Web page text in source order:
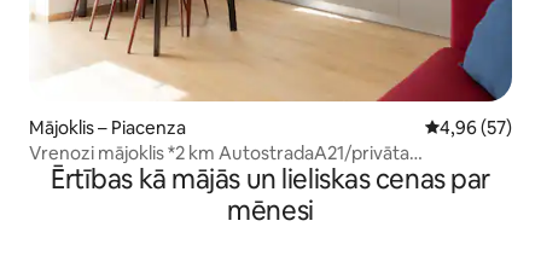
Mājoklis – Piacenza Vidējais
4,96 (57)
Vrenozi mājoklis *2 km AutostradaA21/privāta
autostāvvieta
Ērtības kā mājās un lieliskas cenas par
mēnesi